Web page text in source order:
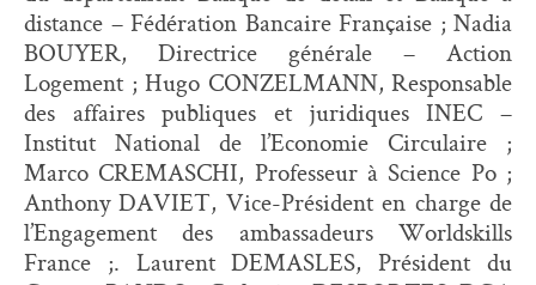
distance – Fédération Bancaire Française ; Nadia
BOUYER, Directrice générale – Action
Logement ; Hugo CONZELMANN, Responsable
des affaires publiques et juridiques INEC –
Institut National de l’Economie Circulaire ;
Marco CREMASCHI, Professeur à Science Po ;
Anthony DAVIET, Vice-Président en charge de
l’Engagement des ambassadeurs Worldskills
France ;. Laurent DEMASLES, Président du